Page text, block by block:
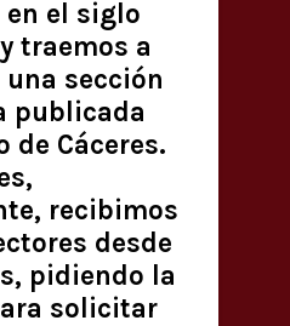
el siglo
traemos a
sección
publicada
de Cáceres.
recibimos
desde
pidiendo la
solicitar